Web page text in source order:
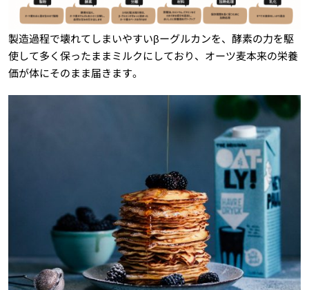
製造過程で壊れてしまいやすいβーグルカンを、酵素の力を駆
使して多く保ったままミルクにしており、オーツ麦本来の栄養
価が体にそのまま届きます。